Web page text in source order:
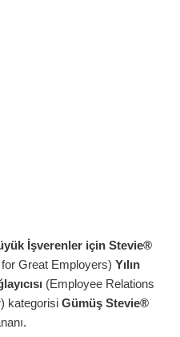
İşverenler için Stevie®
Great Employers) Yılın
(Employee Relations
kategorisi Gümüş Stevie®